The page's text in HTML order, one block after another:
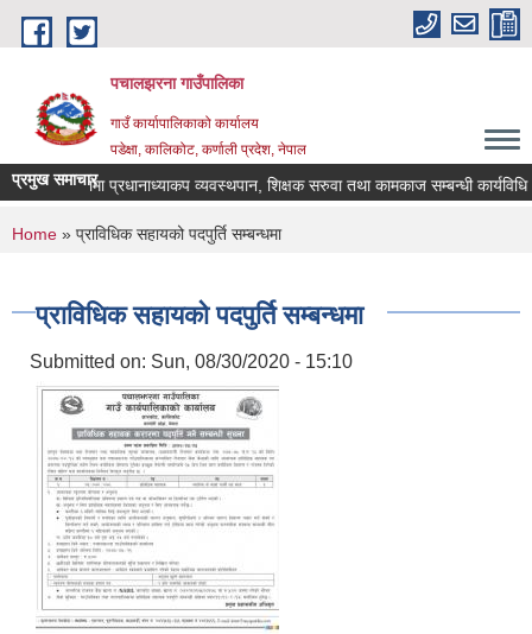
Skip to main content
पचालझरना गाउँपालिका
गाउँ कार्यापालिकाको कार्यालय
पडेक्षा, कालिकोट, कर्णाली प्रदेश, नेपाल
प्रमुख समाचार
गाउँपालिकामा प्रधानाध्याकप व्यवस्थपान, शिक्षक सरुवा तथा कामकाज सम्बन्धी कार्यविधि
You are here
Home » प्राविधिक सहायको पदपुर्ति सम्बन्धमा
प्राविधिक सहायको पदपुर्ति सम्बन्धमा
Submitted on: Sun, 08/30/2020 - 15:10